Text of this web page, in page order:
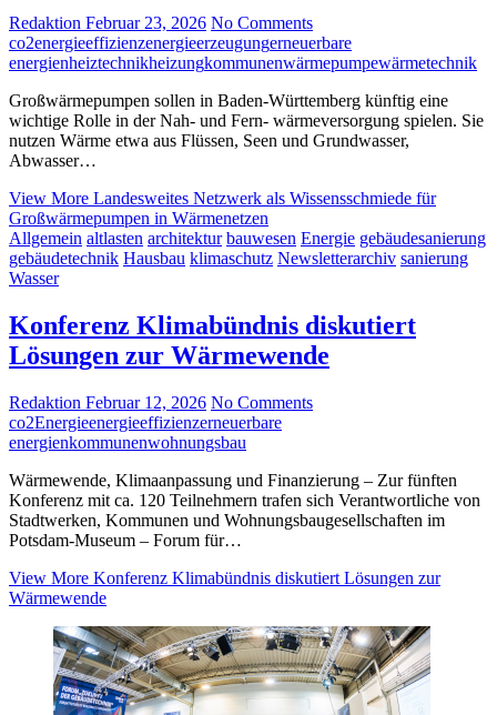
Redaktion Februar 23, 2026 No Comments
co2energieeffizienzenergieerzeugungerneuerbare
energienheiztechnikheizungkommunenwärmepumpewärmetechnik
Großwärmepumpen sollen in Baden-Württemberg künftig eine
wichtige Rolle in der Nah- und Fern- wärmeversorgung spielen. Sie
nutzen Wärme etwa aus Flüssen, Seen und Grundwasser,
Abwasser…
View More Landesweites Netzwerk als Wissensschmiede für
Großwärmepumpen in Wärmenetzen
Allgemein altlasten architektur bauwesen Energie gebäudesanierung
gebäudetechnik Hausbau klimaschutz Newsletterarchiv sanierung
Wasser
Konferenz Klimabündnis diskutiert
Lösungen zur Wärmewende
Redaktion Februar 12, 2026 No Comments
co2Energieenergieeffizienzerneuerbare
energienkommunenwohnungsbau
Wärmewende, Klimaanpassung und Finanzierung – Zur fünften
Konferenz mit ca. 120 Teilnehmern trafen sich Verantwortliche von
Stadtwerken, Kommunen und Wohnungsbaugesellschaften im
Potsdam-Museum – Forum für…
View More Konferenz Klimabündnis diskutiert Lösungen zur
Wärmewende